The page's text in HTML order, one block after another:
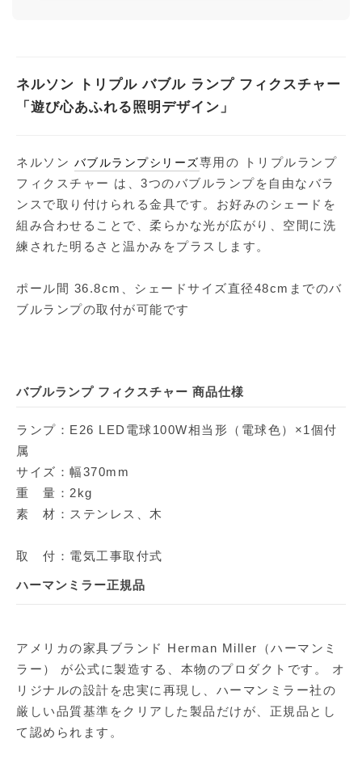
ネルソン トリプル バブル ランプ フィクスチャー
「遊び心あふれる照明デザイン」
ネルソン バブルランプシリーズ専用の トリプルランプ
フィクスチャー は、3つのバブルランプを自由なバラ
ンスで取り付けられる金具です。お好みのシェードを
組み合わせることで、柔らかな光が広がり、空間に洗
練された明るさと温かみをプラスします。
ポール間 36.8cm、シェードサイズ直径48cmまでのバ
ブルランプの取付が可能です
バブルランプ フィクスチャー 商品仕様
ランプ：E26 LED電球100W相当形（電球色）×1個付
属
サイズ：幅370mm
重 量：2kg
素 材：ステンレス、木
取 付：電気工事取付式
ハーマンミラー正規品
アメリカの家具ブランド Herman Miller（ハーマンミ
ラー） が公式に製造する、本物のプロダクトです。 オ
リジナルの設計を忠実に再現し、ハーマンミラー社の
厳しい品質基準をクリアした製品だけが、正規品とし
て認められます。